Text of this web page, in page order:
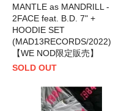
MANTLE as MANDRILL -
2FACE feat. B.D. 7" +
HOODIE SET
(MAD13RECORDS/2022)
【WE NOD限定販売】
SOLD OUT